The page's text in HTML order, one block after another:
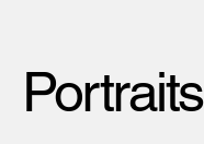
Portraits